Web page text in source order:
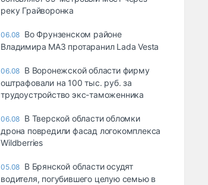
реку Грайворонка
06.08 Во Фрунзенском районе
Владимира МАЗ протаранил Lada Vesta
06.08 В Воронежской области фирму
оштрафовали на 100 тыс. руб. за
трудоустройство экс-таможенника
06.08 В Тверской области обломки
дрона повредили фасад логокомплекса
Wildberries
05.08 В Брянской области осудят
водителя, погубившего целую семью в